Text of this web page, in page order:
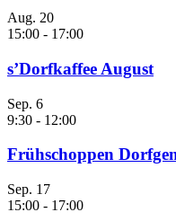
Aug. 20
15:00 - 17:00
s’Dorfkaffee August
Sep. 6
9:30 - 12:00
Frühschoppen
Sep. 17
15:00 - 17:00